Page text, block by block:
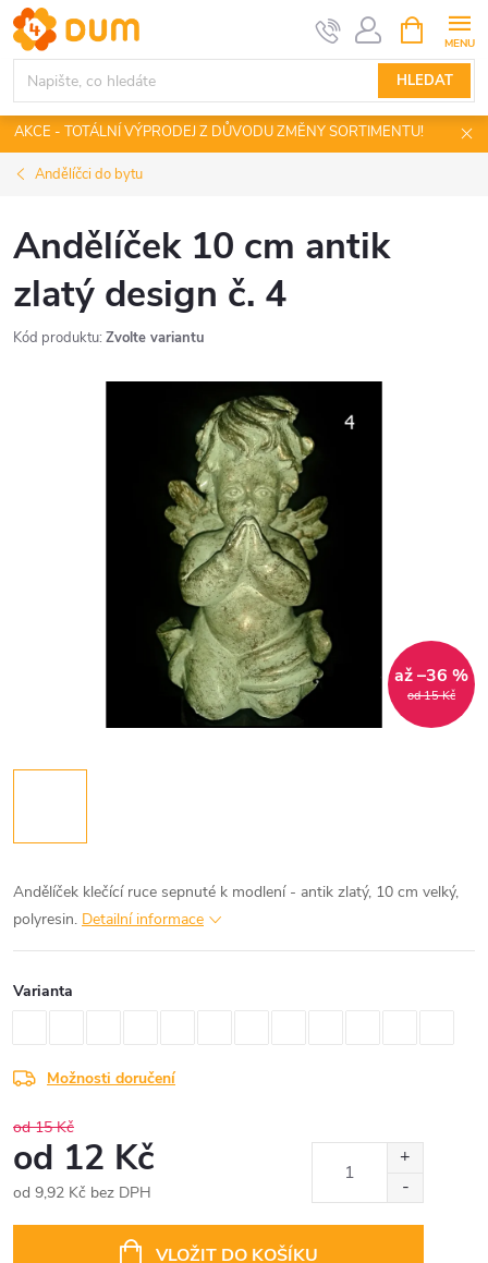
Přejít
na
obsah
HLEDAT
NÁKUPNÍ
KOŠÍK
AKCE - TOTÁLNÍ VÝPRODEJ Z DŮVODU ZMĚNY SORTIMENTU!
Andělíčci do bytu
Andělíček 10 cm antik
zlatý design č. 4
Kód produktu: Zvolte variantu
od 15 Kč
až –36 %
Andělíček klečící ruce sepnuté k modlení - antik zlatý, 10 cm velký,
polyresin. Detailní informace
Varianta
Možnosti doručení
od 15 Kč
od 12 Kč
od 9,92 Kč bez DPH
VLOŽIT DO KOŠÍKU